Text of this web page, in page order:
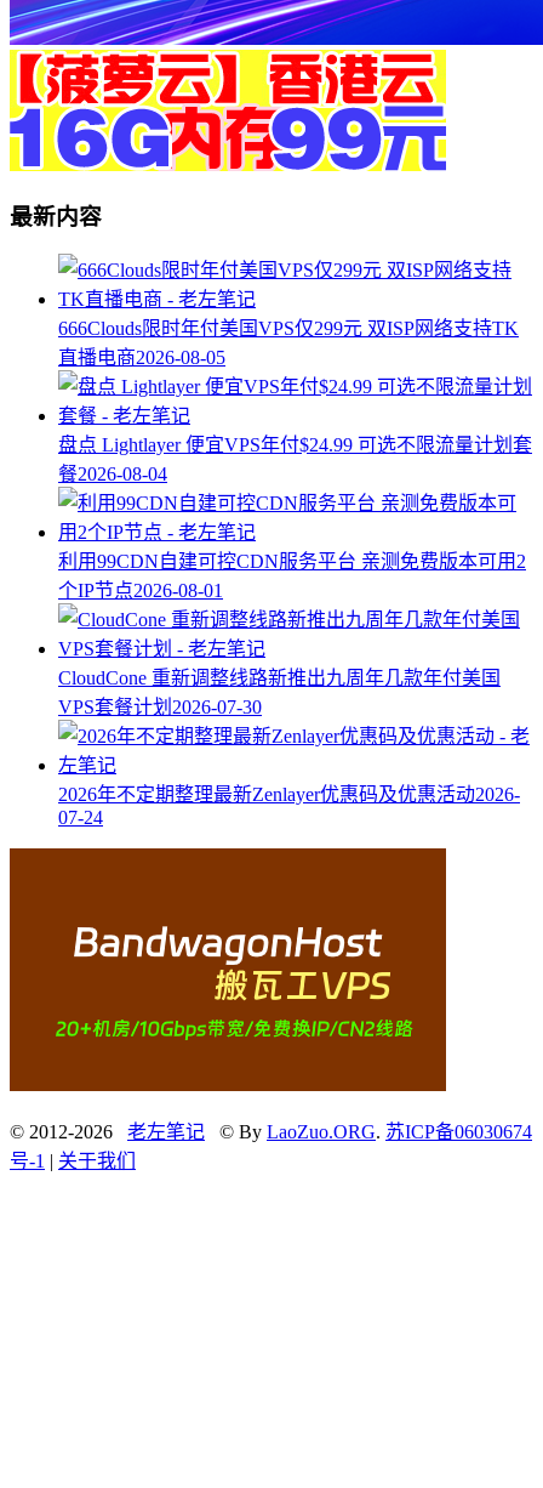
最新内容
666Clouds限时年付美国VPS仅299元 双ISP网络支持TK
直播电商2026-08-05
盘点 Lightlayer 便宜VPS年付$24.99 可选不限流量计划套
餐2026-08-04
利用99CDN自建可控CDN服务平台 亲测免费版本可用2
个IP节点2026-08-01
CloudCone 重新调整线路新推出九周年几款年付美国
VPS套餐计划 2026-07-30
2026年不定期整理最新Zenlayer优惠码及优惠活动2026-
07-24
© 2012-2026 老左笔记 © By LaoZuo.ORG. 苏ICP备06030674
号-1 | 关于我们